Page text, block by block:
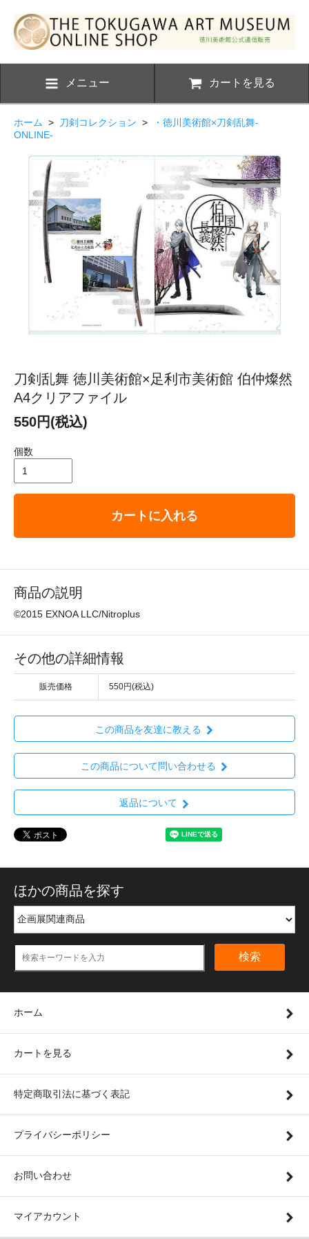
メニュー カートを見る
ホーム > 刀剣コレクション >
・徳川美術館×刀剣乱舞-
ONLINE-
刀剣乱舞 徳川美術館×足利市美術館 伯仲燦然
A4クリアファイル
550円(税込)
個数
カートに入れる
商品の説明
©2015 EXNOA LLC/Nitroplus
その他の詳細情報
販売価格 550円(税込)
この商品を友達に教える
この商品について問い合わせる
返品について
ほかの商品を探す
検索
ホーム
カートを見る
特定商取引法に基づく表記
プライバシーポリシー
お問い合わせ
マイアカウント